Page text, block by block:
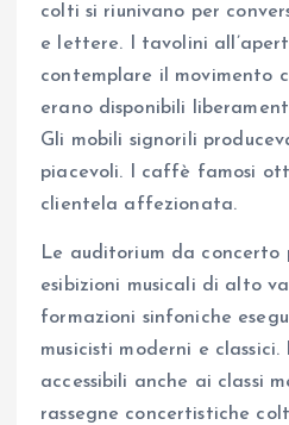
colti si riunivano per
e lettere. I tavolini
contemplare il movimento
erano disponibili
Gli mobili signorili
piacevoli. I caffè famosi
clientela affezionata.
Le auditorium da concerto
esibizioni musicali di alto
formazioni sinfoniche
musicisti moderni e
accessibili anche ai classi
rassegne concertistiche